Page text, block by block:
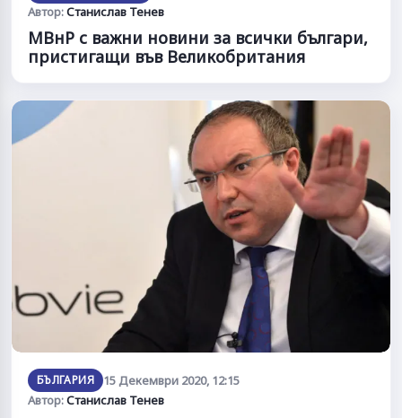
Автор:Станислав Тенев
МВнР с важни новини за всички българи,
пристигащи във Великобритания
БЪЛГАРИЯ 15 Декември 2020, 12:15
Автор:Станислав Тенев